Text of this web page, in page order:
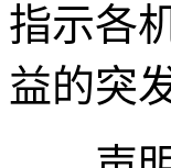
指示各
益的突